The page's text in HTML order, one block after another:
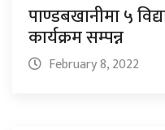
पाण्डबखानीमा ५
कार्यक्रम सम्पन्न
February 8, 2022